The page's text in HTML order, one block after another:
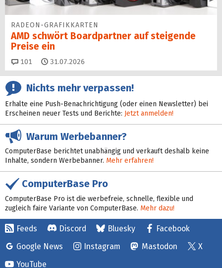
RADEON-GRAFIKKARTEN
AMD schwört Boardpartner auf steigende
Preise ein
101 Kommentare
31.07.2026
Nichts mehr verpassen!
Erhalte eine Push-Benachrichtigung (oder einen Newsletter) bei
Erscheinen neuer Tests und Berichte: Jetzt anmelden!
Warum Werbebanner?
ComputerBase berichtet unabhängig und verkauft deshalb keine
Inhalte, sondern Werbebanner. Mehr erfahren!
ComputerBase Pro
ComputerBase Pro ist die werbefreie, schnelle, flexible und
zugleich faire Variante von ComputerBase. Mehr dazu!
Feeds Discord Bluesky
Facebook
Google News
Instagram Mastodon
X
YouTube